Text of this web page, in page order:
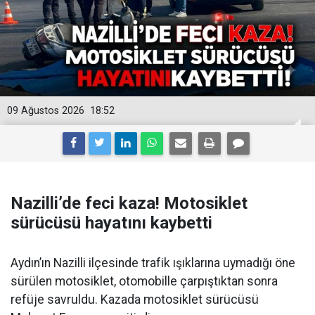
18:52
09 Ağustos 2026
Nazilli’de feci kaza! Motosiklet
sürücüsü hayatını kaybetti
Aydın’ın Nazilli ilçesinde trafik ışıklarına uymadığı öne
sürülen motosiklet, otomobille çarpıştıktan sonra
refüje savruldu. Kazada motosiklet sürücüsü